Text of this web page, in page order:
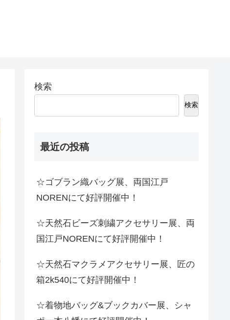
検索
検索
最近の投稿
☆ゴブラン織バッグ展、両国江戸
NORENにて好評開催中！
☆天然石ビーズ刺繍アクセサリー展、両
国江戸NORENにて好評開催中！
☆天然石マクラメアクセサリー展、匠の
箱2k540にて好評開催中！
☆着物地バッグ&ブックカバー展、シャ